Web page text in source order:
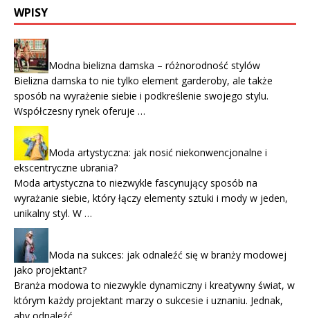
WPISY
Modna bielizna damska – różnorodność stylów
Bielizna damska to nie tylko element garderoby, ale także
sposób na wyrażenie siebie i podkreślenie swojego stylu.
Współczesny rynek oferuje …
Moda artystyczna: jak nosić niekonwencjonalne i
ekscentryczne ubrania?
Moda artystyczna to niezwykle fascynujący sposób na
wyrażanie siebie, który łączy elementy sztuki i mody w jeden,
unikalny styl. W …
Moda na sukces: jak odnaleźć się w branży modowej
jako projektant?
Branża modowa to niezwykle dynamiczny i kreatywny świat, w
którym każdy projektant marzy o sukcesie i uznaniu. Jednak,